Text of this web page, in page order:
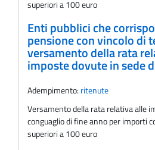
superiori a 100 euro
Enti pubblici che
pensione con vincolo di
versamento della rata
imposte dovute in sede
Adempimento: ritenute
Versamento della rata relativa alle
conguaglio di fine anno per importi
superiori a 100 euro